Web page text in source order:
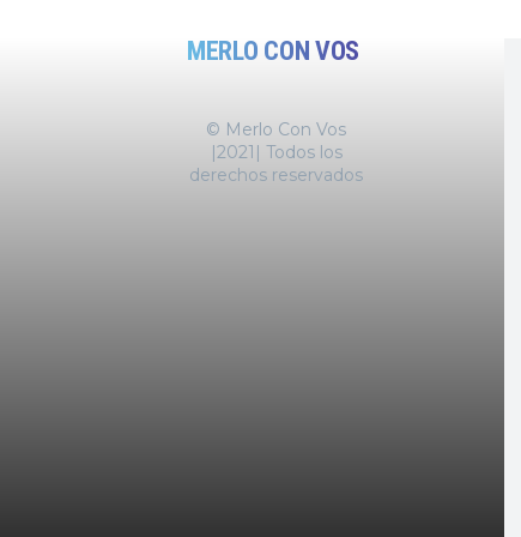
MERLO CON VOS
© Merlo Con Vos
|2021| Todos los
derechos reservados